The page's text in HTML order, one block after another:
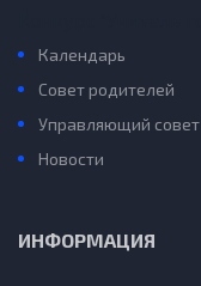
Календарь
Совет родителей
Управляющий совет
Новости
ИНФОРМАЦИЯ